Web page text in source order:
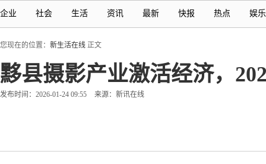
企业 社会 生活 资讯 最新 快报 热点 娱乐
您现在的位置： 新生活在线 正文
黟县摄影产业激活经济，
发布时间：2026-01-24 09:55 来源：新讯在线